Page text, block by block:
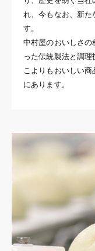
れ、今もなお、新た
す。
中村屋のおいしさ
った伝統製法と調
こよりもおいしい商
にあります。